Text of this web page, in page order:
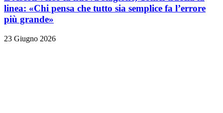
linea: «Chi pensa che tutto sia semplice fa l’errore
più grande»
23 Giugno 2026